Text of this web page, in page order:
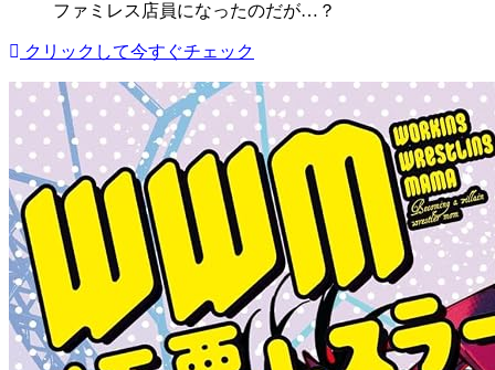
ファミレス店員になったのだが…？
クリックして今すぐチェック